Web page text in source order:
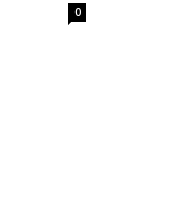
0